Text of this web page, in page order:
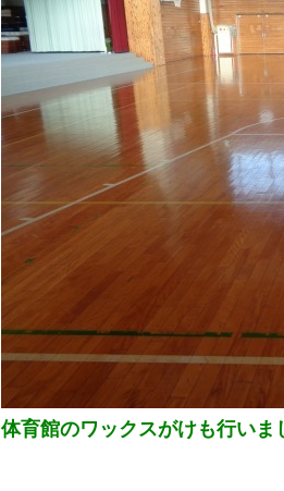
体育館のワックスがけも行いま